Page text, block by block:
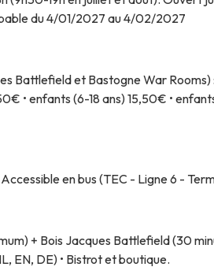
du 4/01/2027 au 4/02/2027
Battlefield et Bastogne War Rooms)
• enfants (6-18 ans) 15,50€ •
en bus (TEC - Ligne 6 -
+ Bois Jacques Battlefield (30
EN, DE) • Bistrot et boutique.